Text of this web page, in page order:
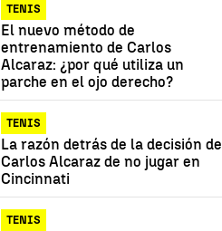
TENIS
El nuevo método de
entrenamiento de Carlos
Alcaraz: ¿por qué utiliza un
parche en el ojo derecho?
TENIS
La razón detrás de la decisión de
Carlos Alcaraz de no jugar en
Cincinnati
TENIS